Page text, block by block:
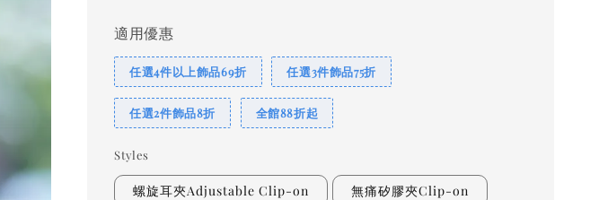
適用優惠
任選4件以上飾品69折 任選3件飾品75折
任選2件飾品8折 全館88折起
Styles
螺旋耳夾Adjustable Clip-on 無痛矽膠夾Clip-on